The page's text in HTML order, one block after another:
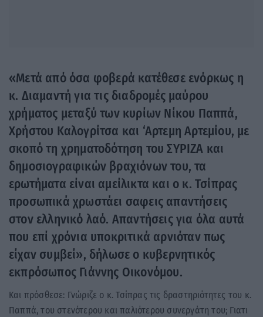
«Μετά από όσα φοβερά κατέθεσε ενόρκως η
κ. Διαμαντή για τις διαδρομές μαύρου
χρήματος μεταξύ των κυρίων Νίκου Παππά,
Χρήστου Καλογρίτσα και ‘Αρτεμη Αρτεμίου, με
σκοπό τη χρηματοδότηση του ΣΥΡΙΖΑ και
δημοσιογραφικών βραχιόνων του, τα
ερωτήματα είναι αμείλικτα και ο κ. Τσίπρας
προσωπικά χρωστάει σαφεις απαντήσεις
στον ελληνικό λαό. Απαντήσεις για όλα αυτά
που επί χρόνια υποκριτικά αρνιόταν πως
είχαν συμβεί», δήλωσε ο κυβερνητικός
εκπρόσωπος Γιάννης Οικονόμου.
Και πρόσθεσε: Γνώριζε ο κ. Τσίπρας τις δραστηριότητες του κ.
Παππά, του στενότερου και παλιότερου συνεργάτη του; Γιατι